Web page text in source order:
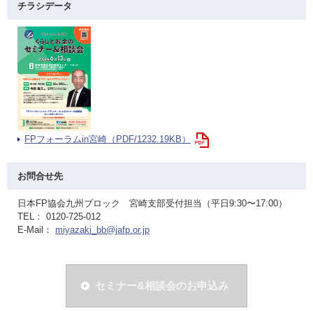
チラシデータ
FPフォーラムin宮崎（PDF/1232.19KB）
お問合せ先
日本FP協会九州ブロック 宮崎支部受付担当（平日9:30〜17:00）
TEL： 0120-725-012
E-Mail： miyazaki_bb@jafp.or.jp
セミナー&相談会のお申込み